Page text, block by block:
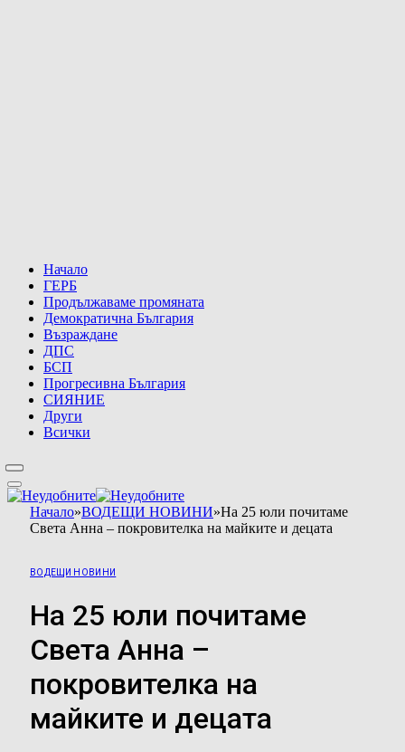
Начало
ГЕРБ
Продължаваме промяната
Демократична България
Възраждане
ДПС
БСП
Прогресивна България
СИЯНИЕ
Други
Всички
Начало»ВОДЕЩИ НОВИНИ»На 25 юли почитаме
Света Анна – покровителка на майките и децата
ВОДЕЩИ НОВИНИ
На 25 юли почитаме
Света Анна –
покровителка на
майките и децата